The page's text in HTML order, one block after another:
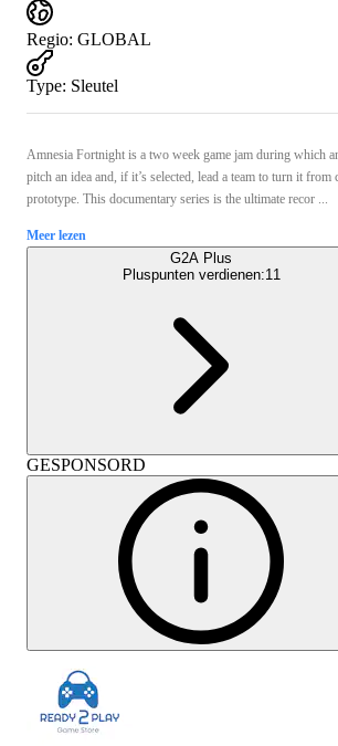
Regio: GLOBAL
Type: Sleutel
Amnesia Fortnight is a two week game jam during which
pitch an idea and, if it’s selected, lead a team to turn it
prototype. This documentary series is the ultimate recor ...
Meer lezen
G2A Plus
Pluspunten verdienen:11
GESPONSORD